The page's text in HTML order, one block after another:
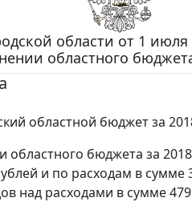
области от 1
областного
областной бюджет за
областного бюджета за
и по расходам в сумме
над расходами в сумме